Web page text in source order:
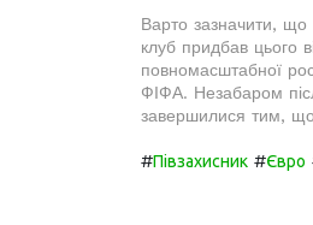
Варто зазначити, що
клуб придбав цього
повномасштабної
ФІФА. Незабаром
завершилися тим, що
#Півзахисник #Євро